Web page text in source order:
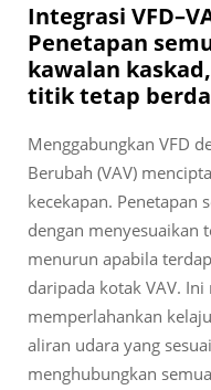
Integrasi
Penetapan
kawalan
titik tetap
Menggabungkan VFD
Berubah (VAV)
kecekapan. Penetapan
dengan menyesuaikan
menurun apabila
daripada kotak VAV.
memperlahankan
aliran udara yang
menghubungkan